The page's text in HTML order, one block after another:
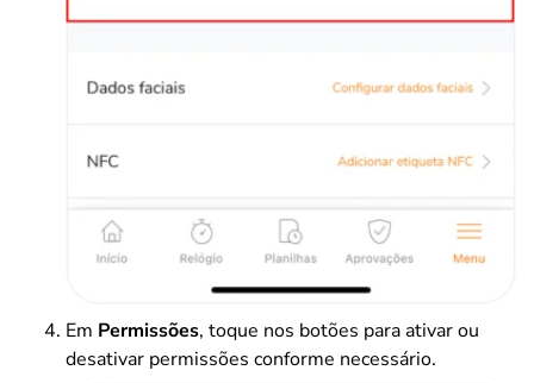
Em Permissões, toque nos botões para ativar ou
desativar permissões conforme necessário.